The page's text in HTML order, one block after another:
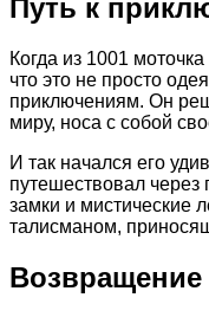
Путь к
Когда из 1001
что это не просто
приключениям. Он
миру, носа с собой
И так начался его
путешествовал
замки и мистические
талисманом,